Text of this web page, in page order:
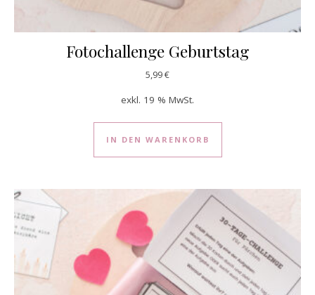
Fotochallenge Geburtstag
5,99€
exkl. 19 % MwSt.
IN DEN WARENKORB